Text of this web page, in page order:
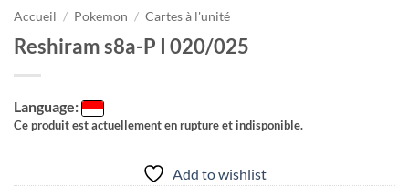
Accueil / Pokemon / Cartes à l'unité
Reshiram s8a-P I 020/025
Language:
Ce produit est actuellement en rupture et indisponible.
Add to wishlist